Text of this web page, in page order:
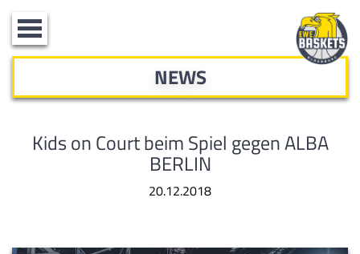
Toggle
navigation
NEWS
Kids on Court beim Spiel gegen ALBA
BERLIN
20.12.2018